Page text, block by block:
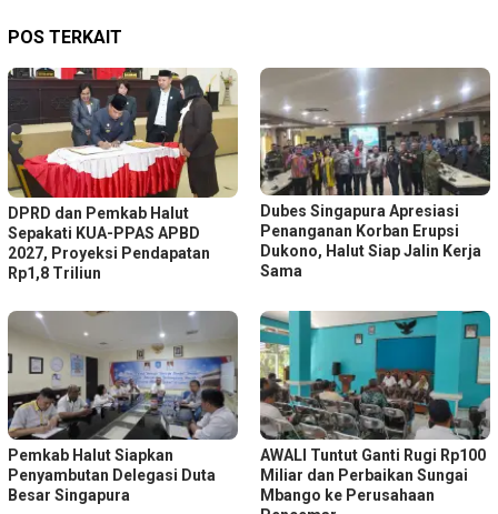
POS TERKAIT
DPRD dan Pemkab Halut
Sepakati KUA-PPAS APBD
2027, Proyeksi Pendapatan
Rp1,8 Triliun
Dubes Singapura Apresiasi
Penanganan Korban Erupsi
Dukono, Halut Siap Jalin Kerja
Sama
Pemkab Halut Siapkan
Penyambutan Delegasi Duta
Besar Singapura
AWALI Tuntut Ganti Rugi Rp100
Miliar dan Perbaikan Sungai
Mbango ke Perusahaan